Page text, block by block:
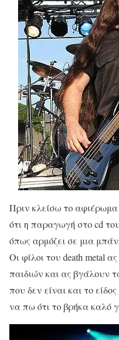
Πριν κλείσω το
ότι η παραγωγή στο cd
όπως αρμόζει σε μια
Οι φίλοι του death metal
παιδιών και ας βγάλουν
που δεν είναι και το
να πω ότι το βρήκα καλό